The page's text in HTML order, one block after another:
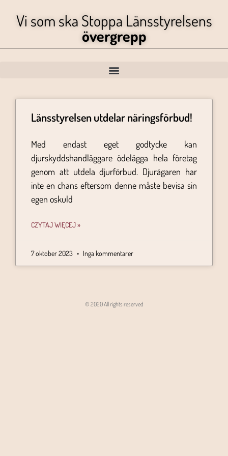
Vi som ska Stoppa Länsstyrelsens
övergrepp
Länsstyrelsen utdelar näringsförbud!
Med endast eget godtycke kan
djurskyddshandläggare ödelägga hela företag
genom att utdela djurförbud. Djurägaren har
inte en chans eftersom denne måste bevisa sin
egen oskuld
CZYTAJ WIĘCEJ »
7 oktober 2023 Inga kommentarer
© 2020 All rights reserved